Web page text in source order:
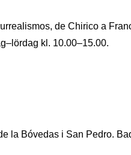
de Chirico a
kl. 10.00–15.00.
la Bóvedas i San Pedro.